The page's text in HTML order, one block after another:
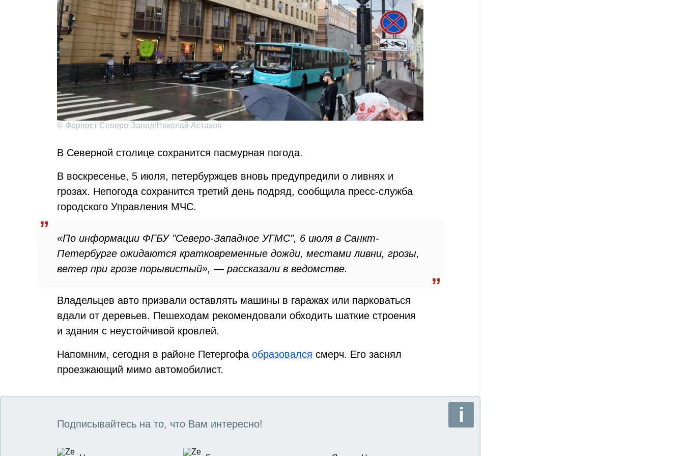
© Форпост Северо-Запад/Николай Астахов
В Северной столице сохранится пасмурная погода.
В воскресенье, 5 июля, петербуржцев вновь предупредили о ливнях и
грозах. Непогода сохранится третий день подряд, сообщила пресс-служба
городского Управления МЧС.
«По информации ФГБУ "Северо-Западное УГМС", 6 июля в Санкт-
Петербурге ожидаются кратковременные дожди, местами ливни, грозы,
ветер при грозе порывистый», — рассказали в ведомстве.
Владельцев авто призвали оставлять машины в гаражах или парковаться
вдали от деревьев. Пешеходам рекомендовали обходить шаткие строения
и здания с неустойчивой кровлей.
Напомним, сегодня в районе Петергофа образовался смерч. Его заснял
проезжающий мимо автомобилист.
Подписывайтесь на то, что Вам интересно!